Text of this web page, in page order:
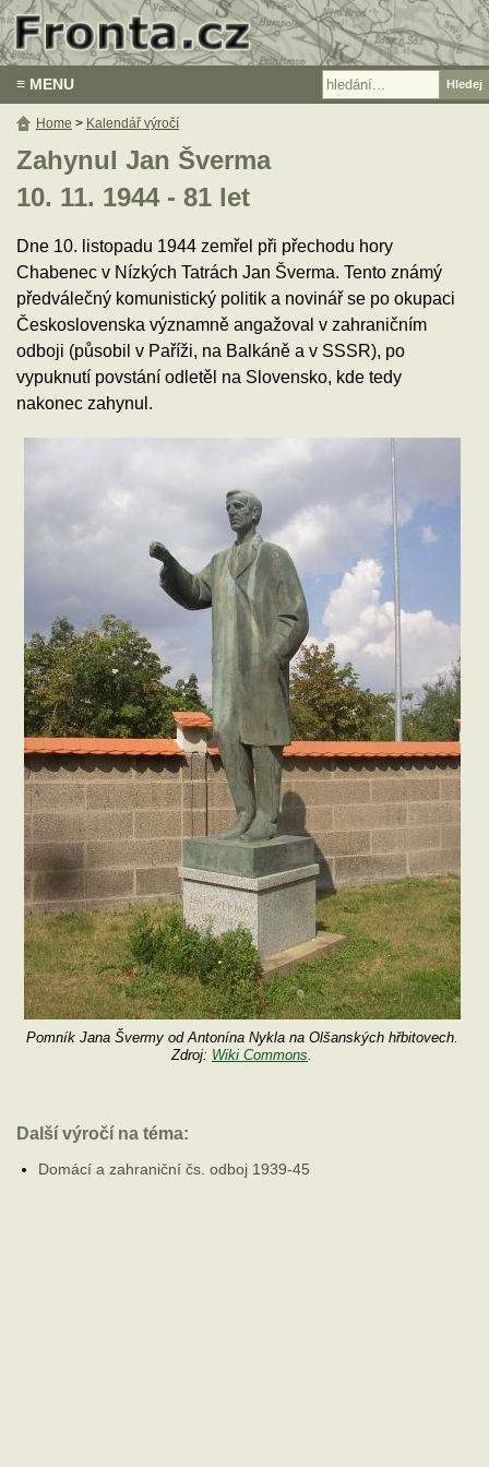
≡ MENU
Zahynul Jan Šverma
10. 11. 1944 - 81 let
Dne 10. listopadu 1944 zemřel při přechodu hory
Chabenec v Nízkých Tatrách Jan Šverma. Tento známý
předválečný komunistický politik a novinář se po okupaci
Československa významně angažoval v zahraničním
odboji (působil v Paříži, na Balkáně a v SSSR), po
vypuknutí povstání odletěl na Slovensko, kde tedy
nakonec zahynul.
Pomník Jana Švermy od Antonína Nykla na Olšanských hřbitovech.
Zdroj: Wiki Commons.
Další výročí na téma:
Domácí a zahraniční čs. odboj 1939-45
Home > Kalendář výročí